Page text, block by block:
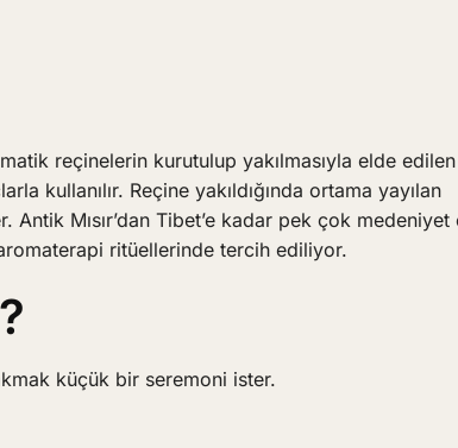
reçinelerin kurutulup yakılmasıyla elde edilen
kullanılır. Reçine yakıldığında ortama yayılan
Mısır’dan Tibet’e kadar pek çok medeniyet
ritüellerinde tercih ediliyor.
küçük bir seremoni ister.